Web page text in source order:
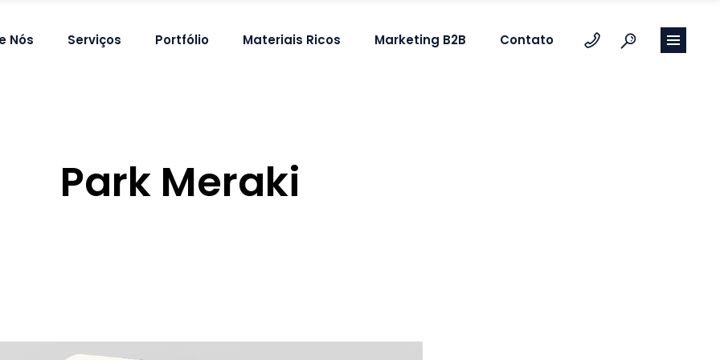
Nós Serviços Portfólio Materiais Ricos Marketing B2B Contato
Park Meraki